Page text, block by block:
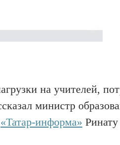
на учителей,
министр
«Татар-информа»